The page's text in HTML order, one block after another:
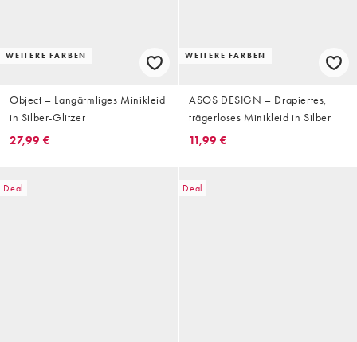
WEITERE FARBEN
Object – Langärmliges Minikleid
in Silber-Glitzer
27,99 €
WEITERE FARBEN
ASOS DESIGN – Drapiertes,
trägerloses Minikleid in Silber
11,99 €
Deal Deal